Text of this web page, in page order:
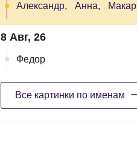
Александр, Анна, Макар
8 Авг, 26
Федор
Все картинки по именам